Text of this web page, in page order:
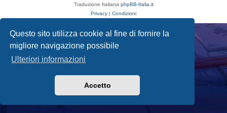
Questo sito utilizza cookie al fine di fornire la
migliore navigazione possibile
Ulteriori informazioni
Accetto
Traduzione Italiana phpBB-Italia.it
Privacy | Condizioni